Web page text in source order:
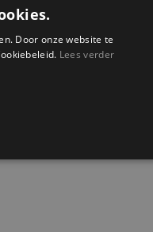
aantal
Categorieën:
Steigerhouten side tables
Door onze website te
Lees verder